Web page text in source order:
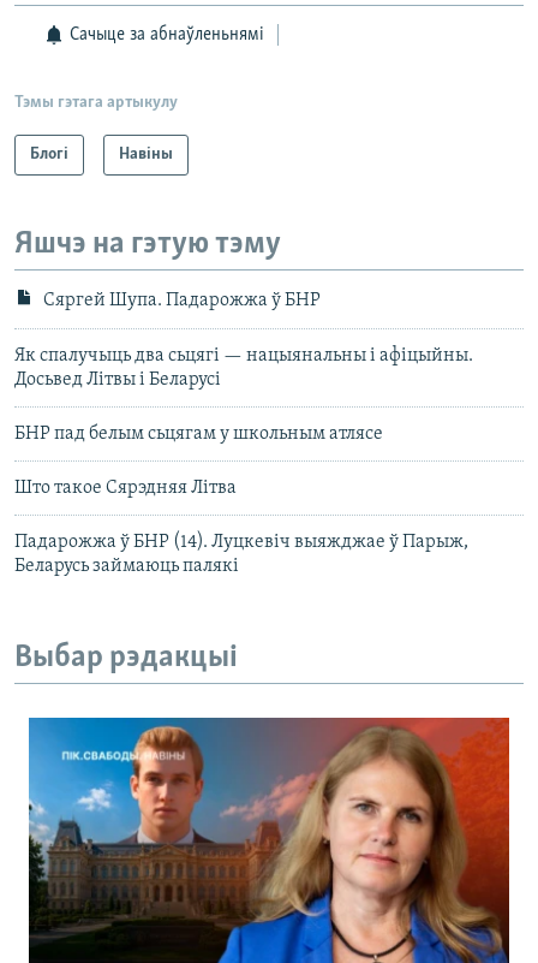
Сачыце за абнаўленьнямі
Тэмы гэтага артыкулу
Блогі Навіны
Яшчэ на гэтую тэму
Сяргей Шупа. Падарожжа ў БНР
Як спалучыць два сьцягі — нацыянальны і афіцыйны.
Досьвед Літвы і Беларусі
БНР пад белым сьцягам у школьным атлясе
Што такое Сярэдняя Літва
Падарожжа ў БНР (14). Луцкевіч выяжджае ў Парыж,
Беларусь займаюць палякі
Выбар рэдакцыі